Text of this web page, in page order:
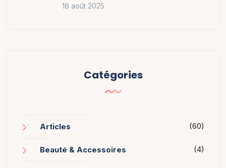
18 août 2025
Catégories
Articles (60)
Beauté & Accessoires (4)